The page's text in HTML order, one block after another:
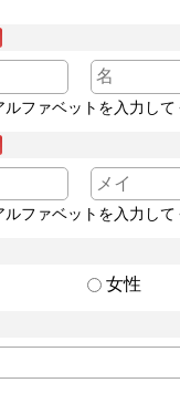
ファベットを入力して
ファベットを入力して
女性